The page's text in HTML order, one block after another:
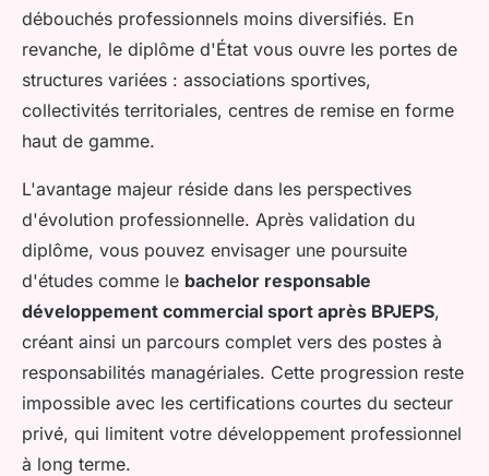
débouchés professionnels moins diversifiés. En
revanche, le diplôme d'État vous ouvre les portes de
structures variées : associations sportives,
collectivités territoriales, centres de remise en forme
haut de gamme.
L'avantage majeur réside dans les perspectives
d'évolution professionnelle. Après validation du
diplôme, vous pouvez envisager une poursuite
d'études comme le bachelor responsable
développement commercial sport après BPJEPS,
créant ainsi un parcours complet vers des postes à
responsabilités managériales. Cette progression reste
impossible avec les certifications courtes du secteur
privé, qui limitent votre développement professionnel
à long terme.